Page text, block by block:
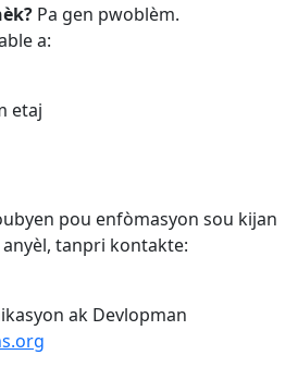
Pa gen pwoblèm.
a:
etaj
pou enfòmasyon sou kijan
tanpri kontakte:
ak Devlopman